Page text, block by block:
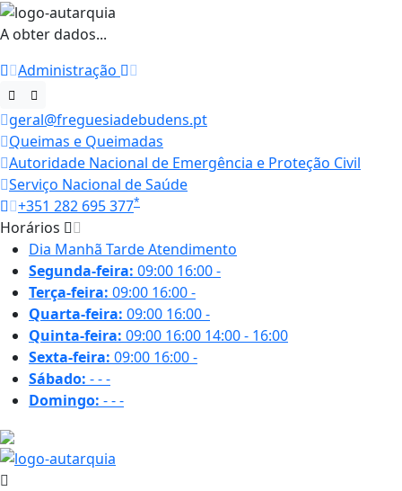
A obter dados...
Administração
geral@freguesiadebudens.pt
Queimas e Queimadas
Autoridade Nacional de Emergência e Proteção Civil
Serviço Nacional de Saúde
+351 282 695 377*
Horários
Dia Manhã TardeAtendimento
Segunda-feira: 09:00 16:00-
Terça-feira: 09:00 16:00-
Quarta-feira: 09:00 16:00-
Quinta-feira: 09:00 16:00 14:00 - 16:00
Sexta-feira: 09:00 16:00-
Sábado: ---
Domingo: ---